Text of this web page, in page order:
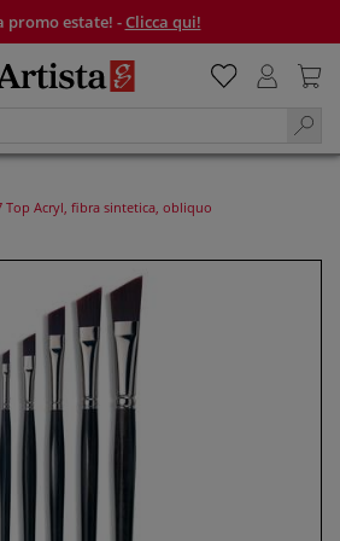
promo estate! -Clicca qui!
Top Acryl, fibra sintetica, obliquo